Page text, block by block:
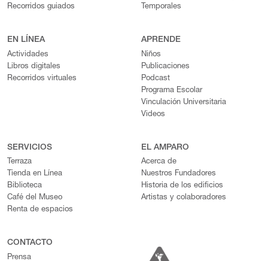
Recorridos guiados
Temporales
EN LÍNEA
Actividades
Libros digitales
Recorridos virtuales
APRENDE
Niños
Publicaciones
Podcast
Programa Escolar
Vinculación Universitaria
Videos
SERVICIOS
Terraza
Tienda en Línea
Biblioteca
Café del Museo
Renta de espacios
EL AMPARO
Acerca de
Nuestros Fundadores
Historia de los edificios
Artistas y colaboradores
CONTACTO
Prensa